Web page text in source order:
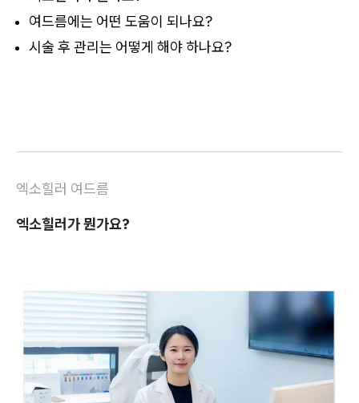
여드름에는 어떤 도움이 되나요?
시술 후 관리는 어떻게 해야 하나요?
엑소힐러 여드름
엑소힐러가 뭔가요?